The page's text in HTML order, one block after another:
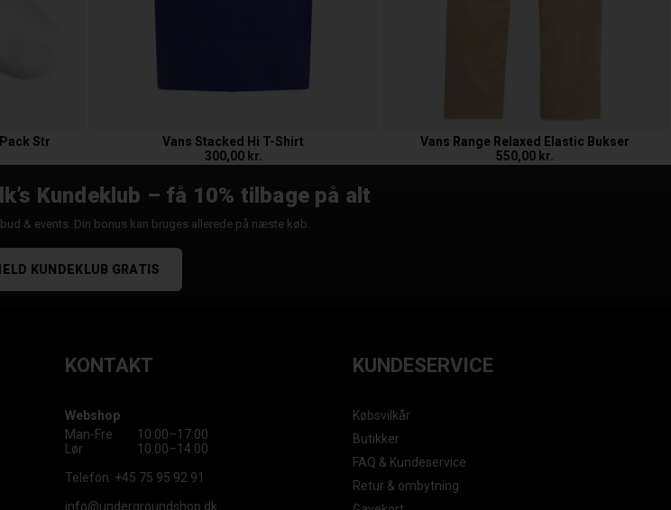
Str
Vans Stacked Hi T-Shirt
300,00 kr.
Vans Range Relaxed Elastic Bukser
550,00 kr.
Kundeklub – få 10% tilbage på alt
& events. Din bonus kan bruges allerede på næste køb.
KUNDEKLUB GRATIS
KONTAKT
Webshop
Man-Fre
10:00–17:00
Lør
10:00–14:00
Telefon: +45 75 95 92 91
info@undergroundshop.dk
KUNDESERVICE
Købsvilkår
Butikker
FAQ & Kundeservice
Retur & ombytning